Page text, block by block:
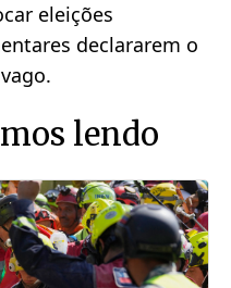
eleições
declararem o
lendo